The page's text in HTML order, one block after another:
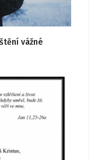
vážné